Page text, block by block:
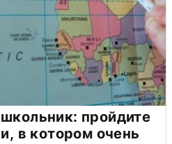
пройдите
в котором очень